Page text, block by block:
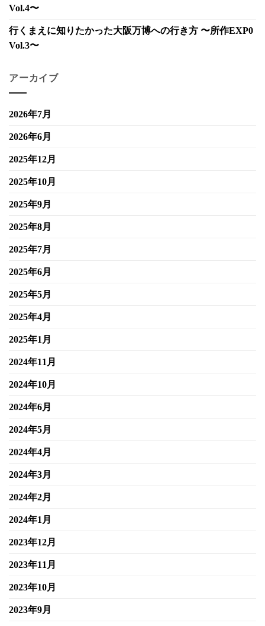
Vol.4〜
行くまえに知りたかった大阪万博への行き方 〜所作EXP0
Vol.3〜
アーカイブ
2026年7月
2026年6月
2025年12月
2025年10月
2025年9月
2025年8月
2025年7月
2025年6月
2025年5月
2025年4月
2025年1月
2024年11月
2024年10月
2024年6月
2024年5月
2024年4月
2024年3月
2024年2月
2024年1月
2023年12月
2023年11月
2023年10月
2023年9月